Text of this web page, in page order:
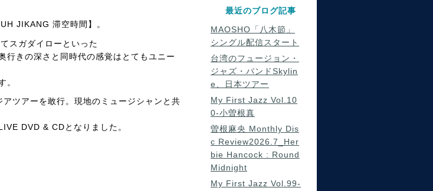
JIKANG 滞空時間】。
スガダイローといった
行きの深さと同時代の感覚はとてもユニー
。
ツアーを敢行。現地のミュージシャンと共
DVD & CDとなりました。
最近のブログ記事
MAOSHO「八木節」
シングル配信スタート
台湾のフュージョン・
ジャズ・バンドSkylin
e、日本ツアー
My First Jazz Vol.10
0-小曽根真
曽根麻央 Monthly Dis
c Review2026.7_Her
bie Hancock : Round
Midnight
My First Jazz Vol.99-